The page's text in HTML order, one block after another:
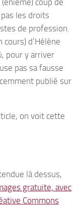
coup de
les droits
de profession.
d’Hélène
pour y arriver
pas sa fausse
publié sur
on voit cette
là dessus,
gratuite, avec
Commons